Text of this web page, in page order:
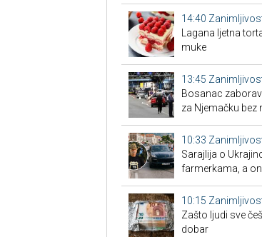
14:40
Lagana ljetna
muke
13:45
Bosanac
za Njemačku bez
10:33
Sarajlija o
farmerkama, a
10:15
Zašto ljudi sve
dobar